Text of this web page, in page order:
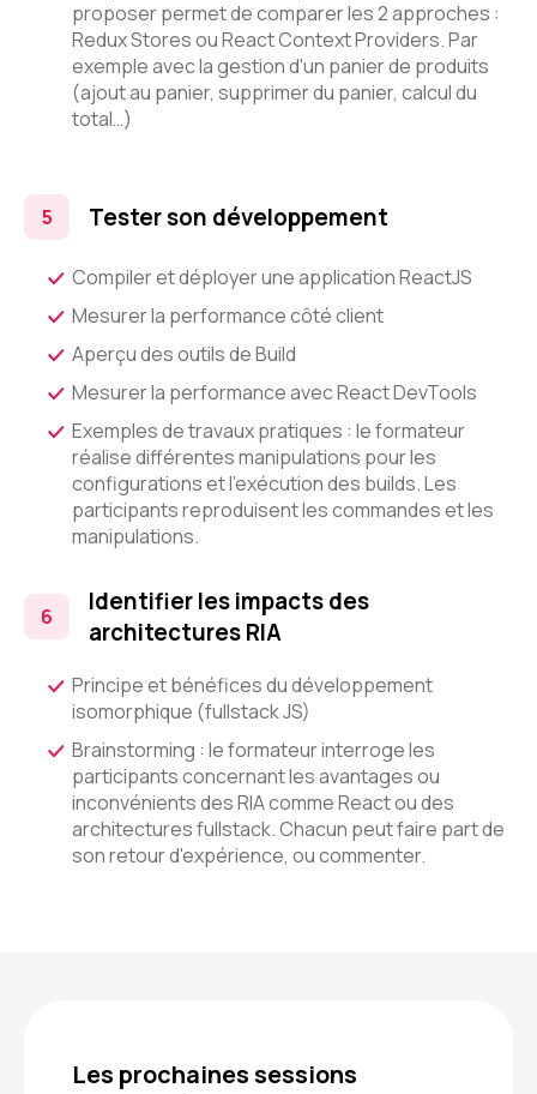
proposer permet de comparer les 2 approches :
Redux Stores ou React Context Providers. Par
exemple avec la gestion d'un panier de produits
(ajout au panier, supprimer du panier, calcul du
total…)
Tester son développement
Compiler et déployer une application ReactJS
Mesurer la performance côté client
Aperçu des outils de Build
Mesurer la performance avec React DevTools
Exemples de travaux pratiques : le formateur
réalise différentes manipulations pour les
configurations et l'exécution des builds. Les
participants reproduisent les commandes et les
manipulations.
Identifier les impacts des
architectures RIA
Principe et bénéfices du développement
isomorphique (fullstack JS)
Brainstorming : le formateur interroge les
participants concernant les avantages ou
inconvénients des RIA comme React ou des
architectures fullstack. Chacun peut faire part de
son retour d'expérience, ou commenter.
Les prochaines sessions